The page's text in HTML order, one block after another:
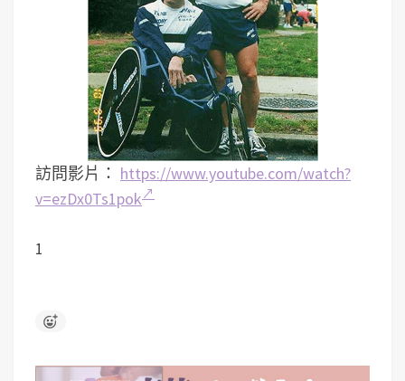
訪問影片： https://www.youtube.com/watch?
v=ezDx0Ts1pok
1